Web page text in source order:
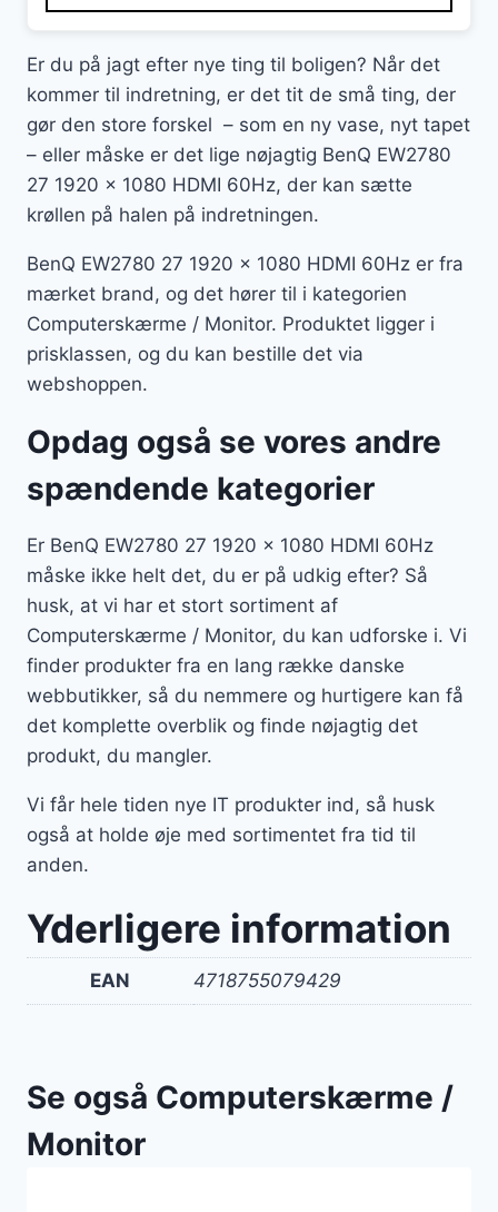
Er du på jagt efter nye ting til boligen? Når det
kommer til indretning, er det tit de små ting, der
gør den store forskel – som en ny vase, nyt tapet
– eller måske er det lige nøjagtig BenQ EW2780
27 1920 x 1080 HDMI 60Hz, der kan sætte
krøllen på halen på indretningen.
BenQ EW2780 27 1920 x 1080 HDMI 60Hz er fra
mærket brand, og det hører til i kategorien
Computerskærme / Monitor. Produktet ligger i
prisklassen, og du kan bestille det via
webshoppen.
Opdag også se vores andre
spændende kategorier
Er BenQ EW2780 27 1920 x 1080 HDMI 60Hz
måske ikke helt det, du er på udkig efter? Så
husk, at vi har et stort sortiment af
Computerskærme / Monitor, du kan udforske i. Vi
finder produkter fra en lang række danske
webbutikker, så du nemmere og hurtigere kan få
det komplette overblik og finde nøjagtig det
produkt, du mangler.
Vi får hele tiden nye IT produkter ind, så husk
også at holde øje med sortimentet fra tid til
anden.
Yderligere information
EAN 4718755079429
Se også Computerskærme /
Monitor